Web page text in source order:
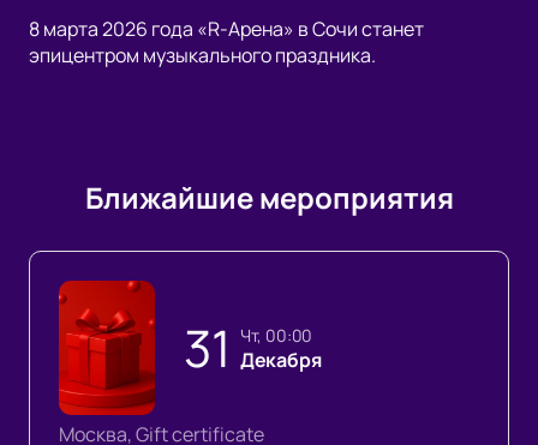
8 марта 2026 года «R-Арена» в Сочи станет
эпицентром музыкального праздника.
Ближайшие мероприятия
31 чт, 00:00
Декабря
Москва, Gift certificate